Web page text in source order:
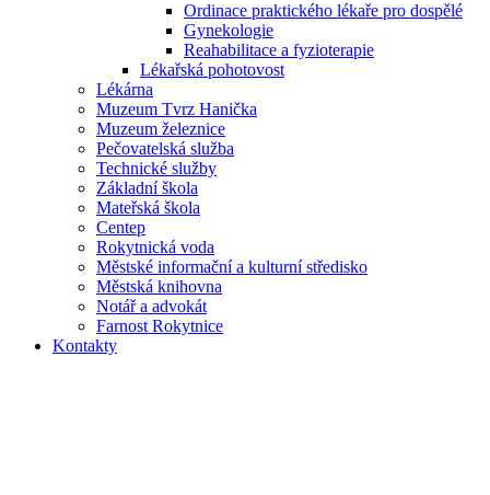
Ordinace praktického lékaře pro dospělé
Gynekologie
Reahabilitace a fyzioterapie
Lékařská pohotovost
Lékárna
Muzeum Tvrz Hanička
Muzeum železnice
Pečovatelská služba
Technické služby
Základní škola
Mateřská škola
Centep
Rokytnická voda
Městské informační a kulturní středisko
Městská knihovna
Notář a advokát
Farnost Rokytnice
Kontakty